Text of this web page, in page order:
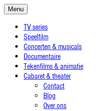
Menu
TV series
Speelfilm
Concerten & musicals
Documentaire
Tekenfilms & animatie
Cabaret & theater
Contact
Blog
Over ons